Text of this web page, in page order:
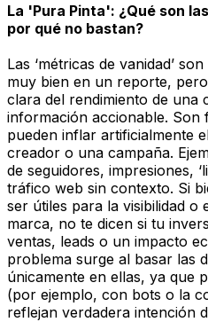
La 'Pura Pinta': ¿Qué son
por qué no bastan?
Las ‘métricas de vanidad’
muy bien en un reporte,
clara del rendimiento de una
información accionable. Son
pueden inflar artificialmente
creador o una campaña.
de seguidores, impresiones,
tráfico web sin contexto. Si
ser útiles para la visibilidad o
marca, no te dicen si tu
ventas, leads o un impacto
problema surge al basar las
únicamente en ellas, ya que
(por ejemplo, con bots o la
reflejan verdadera intención